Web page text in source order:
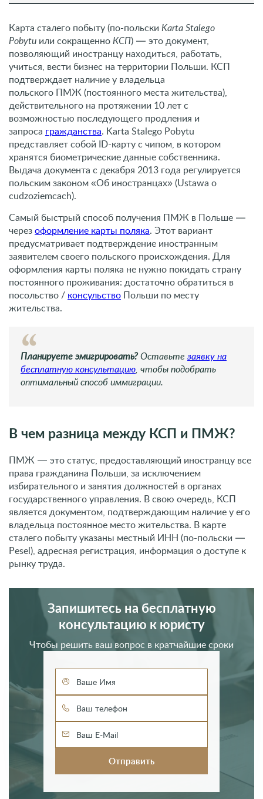
Карта сталего побыту (по-польски Karta Stalego
Pobytu или сокращенно КСП) — это документ,
позволяющий иностранцу находиться, работать,
учиться, вести бизнес на территории Польши. КСП
подтверждает наличие у владельца
польского ПМЖ (постоянного места жительства),
действительного на протяжении 10 лет с
возможностью последующего продления и
запроса гражданства. Karta Stalego Pobytu
представляет собой ID-карту с чипом, в котором
хранятся биометрические данные собственника.
Выдача документа с декабря 2013 года регулируется
польским законом «Об иностранцах» (Ustawa o
cudzoziemcach).
Самый быстрый способ получения ПМЖ в Польше —
через оформление карты поляка. Этот вариант
предусматривает подтверждение иностранным
заявителем своего польского происхождения. Для
оформления карты поляка не нужно покидать страну
постоянного проживания: достаточно обратиться в
посольство / консульство Польши по месту
жительства.
Планируете эмигрировать? Оставьте заявку на
бесплатную консультацию, чтобы подобрать
оптимальный способ иммиграции.
В чем разница между КСП и ПМЖ?
ПМЖ — это статус, предоставляющий иностранцу все
права гражданина Польши, за исключением
избирательного и занятия должностей в органах
государственного управления. В свою очередь, КСП
является документом, подтверждающим наличие у его
владельца постоянное место жительства. В карте
сталего побыту указаны местный ИНН (по-польски —
Pesel), адресная регистрация, информация о доступе к
рынку труда.
Запишитесь на бесплатную
консультацию к юристу
Чтобы решить ваш вопрос в кратчайшие сроки